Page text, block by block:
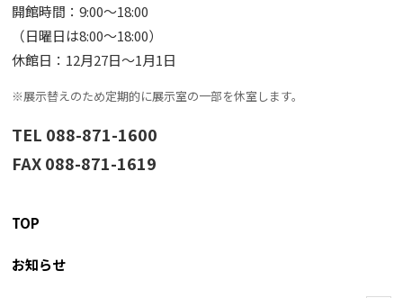
開館時間：9:00〜18:00
（日曜日は8:00〜18:00）
休館日：12月27日〜1月1日
※展示替えのため定期的に展示室の一部を休室します。
TEL 088-871-1600
FAX 088-871-1619
TOP
お知らせ